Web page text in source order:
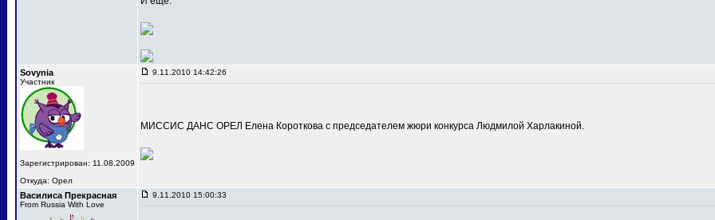
Sovynia
Участник
Зарегистрирован: 11.08.2009
Откуда: Орел
9.11.2010 14:42:26
МИССИС ДАНС ОРЕЛ Елена Короткова с председателем жюри конкурса Людмилой Харлакиной.
Василиса Прекрасная
From Russia With Love
9.11.2010 15:00:33